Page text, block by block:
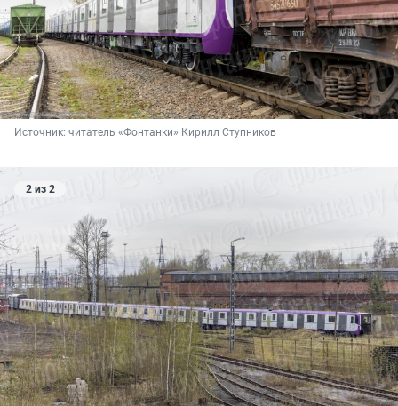
Источник: читатель «Фонтанки» Кирилл Ступников
2 из 2